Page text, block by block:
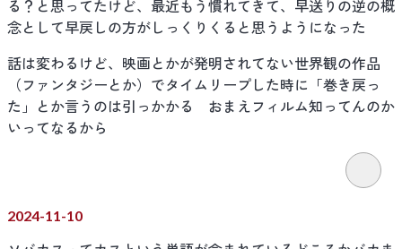
る？と思ってたけど、最近もう慣れてきて、早送りの逆の概
念として早戻しの方がしっくりくると思うようになった
話は変わるけど、映画とかが発明されてない世界観の作品
（ファンタジーとか）でタイムリープした時に「巻き戻っ
た」とか言うのは引っかかる おまえフィルム知ってんのか
いってなるから
2024-11-10